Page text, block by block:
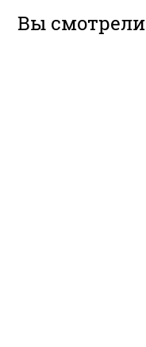
Вы смотрели